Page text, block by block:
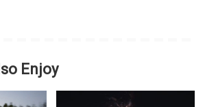
Enjoy